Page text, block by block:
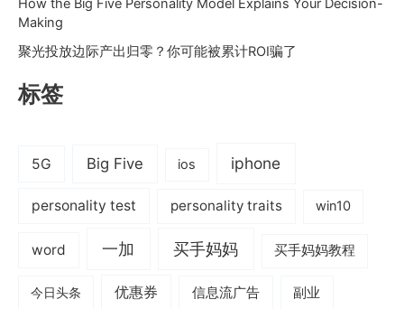
How the Big Five Personality Model Explains Your Decision-
Making
聚光投放边际产出归零？你可能被累计ROI骗了
标签
5G Big Five ios iphone
personality test personality traits win10
word 一加 买手妈妈 买手妈妈教程
今日头条 优惠券 信息流广告 副业